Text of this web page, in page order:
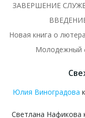
ЗАВЕРШЕНИЕ
Новая книга о
Молодежный
Юлия Виноградова к
Светлана Нафикова